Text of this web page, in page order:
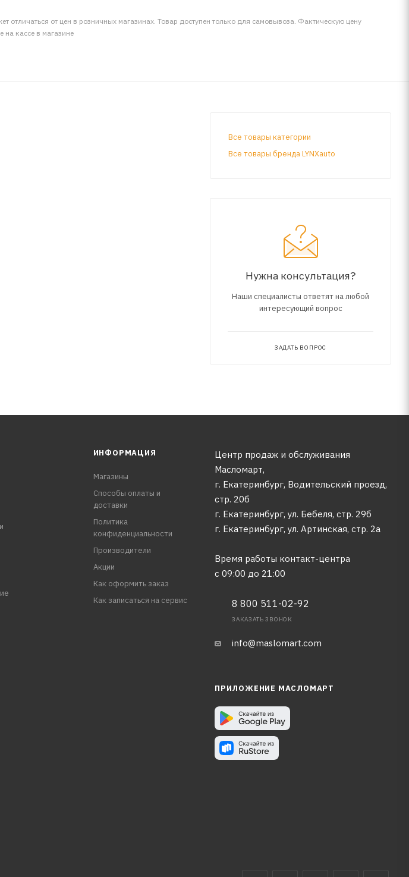
отличаться от цен в розничных магазинах. Товар доступен только для самовывоза. Фактическую цену
на кассе в магазине
Все товары категории
Все товары бренда LYNXauto
Нужна консультация?
Наши специалисты ответят на любой
интересующий вопрос
ЗАДАТЬ ВОПРОС
ИНФОРМАЦИЯ
Магазины
Способы оплаты и
доставки
Политика
конфиденциальности
Производители
Акции
Как оформить заказ
Как записаться на сервис
Центр продаж и обслуживания
Масломарт,
г. Екатеринбург, Водительский проезд,
стр. 20б
г. Екатеринбург, ул. Бебеля, стр. 29б
г. Екатеринбург, ул. Артинская, стр. 2а
Время работы контакт-центра
с 09:00 до 21:00
8 800 511-02-92
ЗАКАЗАТЬ ЗВОНОК
info@maslomart.com
ПРИЛОЖЕНИЕ МАСЛОМАРТ